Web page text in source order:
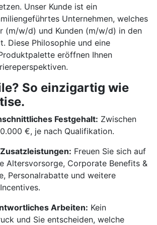
Unser Kunde ist ein
Unternehmen, welches
(m/w/d) und Kunden (m/w/d) in den
Diese Philosophie und eine
eröffnen Ihnen
So einzigartig wie
Festgehalt: Zwischen
€, je nach Qualifikation.
Freuen Sie sich auf
Altersvorsorge, Corporate Benefits &
Personalrabatte und weitere
Arbeiten: Kein
und Sie entscheiden, welche